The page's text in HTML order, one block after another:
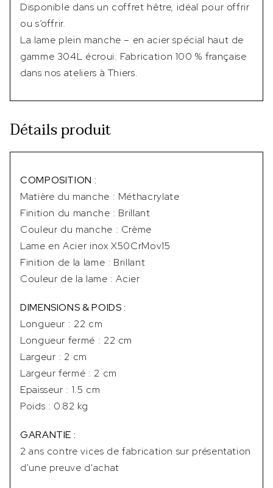
Disponible dans un coffret hêtre, idéal pour offrir
ou s’offrir.
La lame plein manche – en acier spécial haut de
gamme 304L écroui. Fabrication 100 % française
dans nos ateliers à Thiers.
Détails produit
COMPOSITION :
Matière du manche : Méthacrylate
Finition du manche : Brillant
Couleur du manche : Crème
Lame en Acier inox X50CrMov15
Finition de la lame : Brillant
Couleur de la lame : Acier
DIMENSIONS & POIDS :
Longueur : 22 cm
Longueur fermé : 22 cm
Largeur : 2 cm
Largeur fermé : 2 cm
Epaisseur : 1.5 cm
Poids : 0.82 kg
GARANTIE :
2 ans contre vices de fabrication sur présentation
d'une preuve d'achat